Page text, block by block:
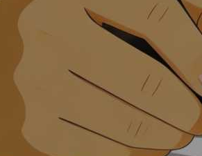
音！南粤乡村故事演讲大赛复赛决出